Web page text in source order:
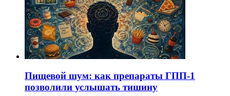
Пищевой шум: как препараты ГПП-1
позволили услышать тишину